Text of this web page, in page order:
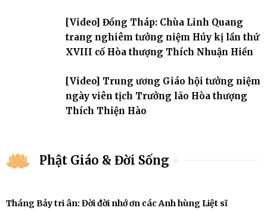
[Video] Đồng Tháp: Chùa Linh Quang
trang nghiêm tưởng niệm Húy kị lần thứ
XVIII cố Hòa thượng Thích Nhuận Hiền
[Video] Trung ương Giáo hội tưởng niệm
ngày viên tịch Trưởng lão Hòa thượng
Thích Thiện Hào
Phật Giáo & Đời Sống
Tháng Bảy tri ân: Đời đời nhớ ơn các Anh hùng Liệt sĩ